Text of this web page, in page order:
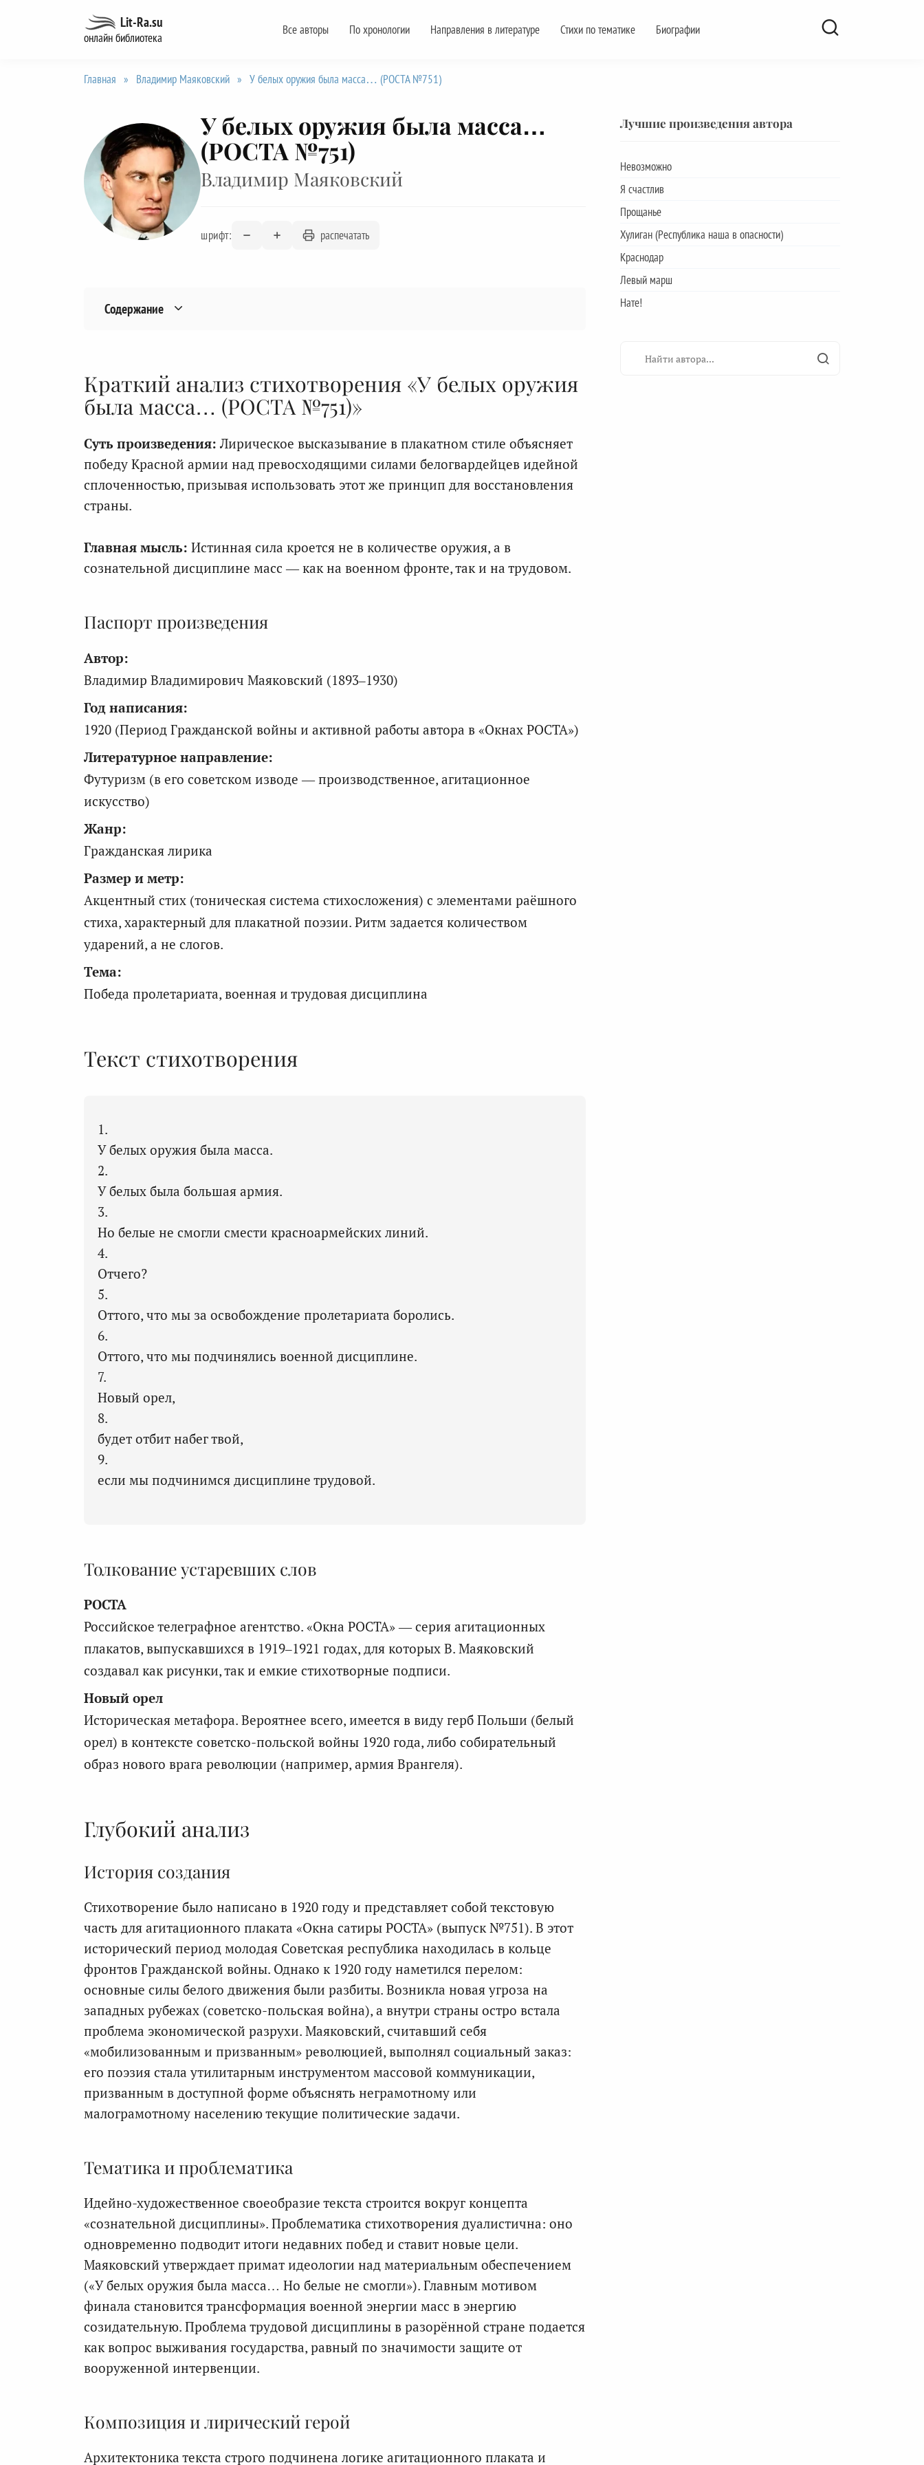
Lit-Ra.su
онлайн библиотека
Все авторы По хронологии Направления в литературе Стихи по тематике Биографии
Главная » Владимир Маяковский » У белых оружия была масса… (РОСТА №751)
У белых оружия была масса…
(РОСТА №751)
Владимир Маяковский
шрифт: распечатать
Содержание
Краткий анализ стихотворения «У белых оружия
была масса… (РОСТА №751)»
Суть произведения: Лирическое высказывание в плакатном стиле объясняет
победу Красной армии над превосходящими силами белогвардейцев идейной
сплоченностью, призывая использовать этот же принцип для восстановления
страны.
Главная мысль: Истинная сила кроется не в количестве оружия, а в
сознательной дисциплине масс — как на военном фронте, так и на трудовом.
Паспорт произведения
Автор:
Владимир Владимирович Маяковский (1893–1930)
Год написания:
1920 (Период Гражданской войны и активной работы автора в «Окнах РОСТА»)
Литературное направление:
Футуризм (в его советском изводе — производственное, агитационное
искусство)
Жанр:
Гражданская лирика
Размер и метр:
Акцентный стих (тоническая система стихосложения) с элементами раёшного
стиха, характерный для плакатной поэзии. Ритм задается количеством
ударений, а не слогов.
Тема:
Победа пролетариата, военная и трудовая дисциплина
Текст стихотворения
1.
У белых оружия была масса.
2.
У белых была большая армия.
3.
Но белые не смогли смести красноармейских линий.
4.
Отчего?
5.
Оттого, что мы за освобождение пролетариата боролись.
6.
Оттого, что мы подчинялись военной дисциплине.
7.
Новый орел,
8.
будет отбит набег твой,
9.
если мы подчинимся дисциплине трудовой.
Толкование устаревших слов
РОСТА
Российское телеграфное агентство. «Окна РОСТА» — серия агитационных
плакатов, выпускавшихся в 1919–1921 годах, для которых В. Маяковский
создавал как рисунки, так и емкие стихотворные подписи.
Новый орел
Историческая метафора. Вероятнее всего, имеется в виду герб Польши (белый
орел) в контексте советско-польской войны 1920 года, либо собирательный
образ нового врага революции (например, армия Врангеля).
Глубокий анализ
История создания
Стихотворение было написано в 1920 году и представляет собой текстовую
часть для агитационного плаката «Окна сатиры РОСТА» (выпуск №751). В этот
исторический период молодая Советская республика находилась в кольце
фронтов Гражданской войны. Однако к 1920 году наметился перелом:
основные силы белого движения были разбиты. Возникла новая угроза на
западных рубежах (советско-польская война), а внутри страны остро встала
проблема экономической разрухи. Маяковский, считавший себя
«мобилизованным и призванным» революцией, выполнял социальный заказ:
его поэзия стала утилитарным инструментом массовой коммуникации,
призванным в доступной форме объяснять неграмотному или
малограмотному населению текущие политические задачи.
Тематика и проблематика
Идейно-художественное своеобразие текста строится вокруг концепта
«сознательной дисциплины». Проблематика стихотворения дуалистична: оно
одновременно подводит итоги недавних побед и ставит новые цели.
Маяковский утверждает примат идеологии над материальным обеспечением
(«У белых оружия была масса… Но белые не смогли»). Главным мотивом
финала становится трансформация военной энергии масс в энергию
созидательную. Проблема трудовой дисциплины в разорённой стране подается
как вопрос выживания государства, равный по значимости защите от
вооруженной интервенции.
Композиция и лирический герой
Архитектоника текста строго подчинена логике агитационного плаката и
Лучшие произведения автора
Невозможно
Я счастлив
Прощанье
Хулиган (Республика наша в опасности)
Краснодар
Левый марш
Нате!